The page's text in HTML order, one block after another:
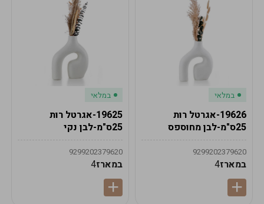
במלאי
19626-אגרטל רות
25ס"מ-לבן מחוספס
9299202379620
במארז4
במלאי
19625-אגרטל רות
25ס"מ-לבן נקי
9299202379620
במארז4
לתשלום